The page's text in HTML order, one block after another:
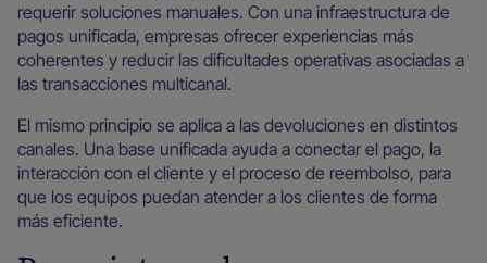
requerir soluciones manuales. Con una infraestructura de
pagos unificada, empresas ofrecer experiencias más
coherentes y reducir las dificultades operativas asociadas a
las transacciones multicanal.
El mismo principio se aplica a las devoluciones en distintos
canales. Una base unificada ayuda a conectar el pago, la
interacción con el cliente y el proceso de reembolso, para
que los equipos puedan atender a los clientes de forma
más eficiente.